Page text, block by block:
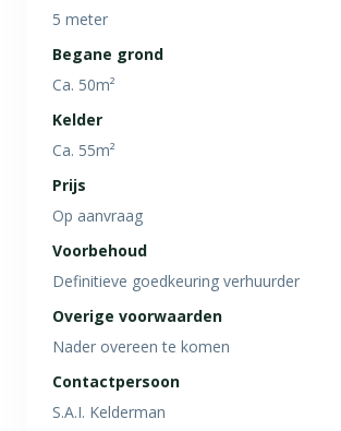
5 meter
Begane grond
Ca. 50m²
Kelder
Ca. 55m²
Prijs
Op aanvraag
Voorbehoud
Definitieve goedkeuring verhuurder
Overige voorwaarden
Nader overeen te komen
Contactpersoon
S.A.I. Kelderman